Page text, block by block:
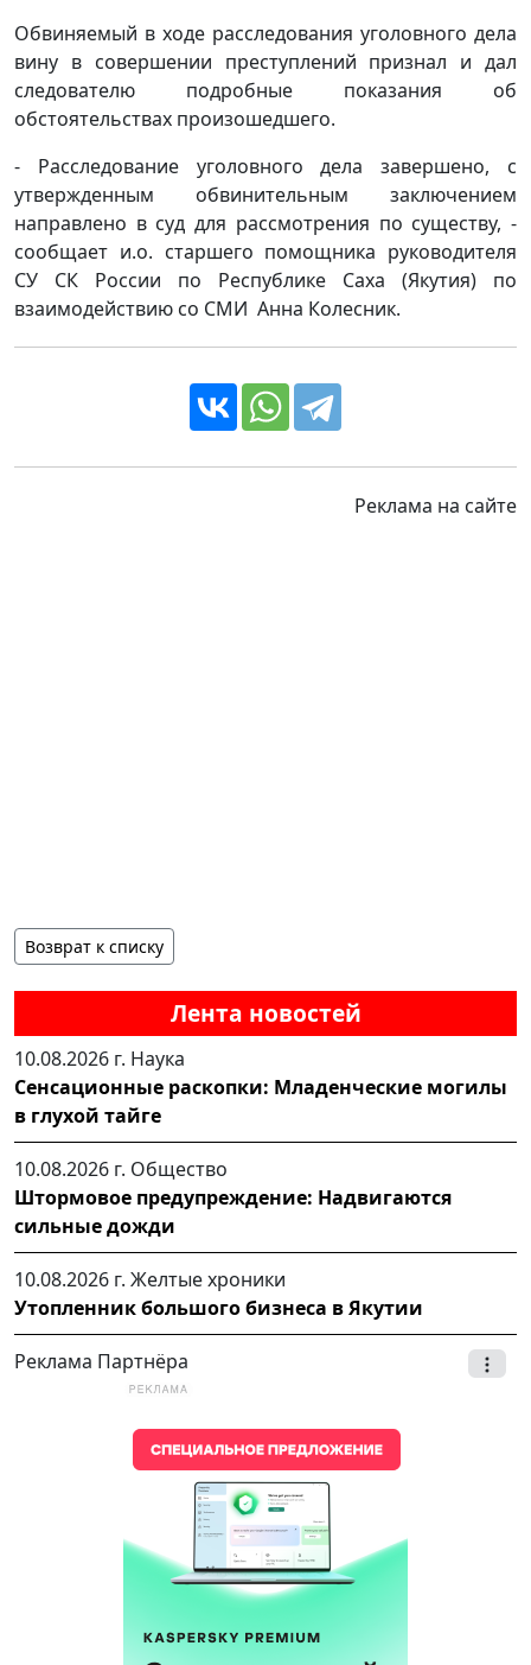
Лента новостей
10.08.2026 г. Наука
Сенсационные раскопки: Младенческие могилы
в глухой тайге
10.08.2026 г. Общество
Штормовое предупреждение: Надвигаются
сильные дожди
10.08.2026 г. Желтые хроники
Утопленник большого бизнеса в Якутии
Реклама Партнёра
Обвиняемый в ходе расследования уголовного дела
вину в совершении преступлений признал и дал
следователю подробные показания об
обстоятельствах произошедшего.
- Расследование уголовного дела завершено, с
утвержденным обвинительным заключением
направлено в суд для рассмотрения по существу, -
сообщает и.о. старшего помощника руководителя
СУ СК России по Республике Саха (Якутия) по
взаимодействию со СМИ Анна Колесник.
Реклама на сайте
Возврат к списку